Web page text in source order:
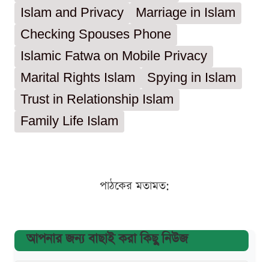
Islam and Privacy
Marriage in Islam
Checking Spouses Phone
Islamic Fatwa on Mobile Privacy
Marital Rights Islam
Spying in Islam
Trust in Relationship Islam
Family Life Islam
পাঠকের মতামত:
আপনার জন্য বাছাই করা কিছু নিউজ